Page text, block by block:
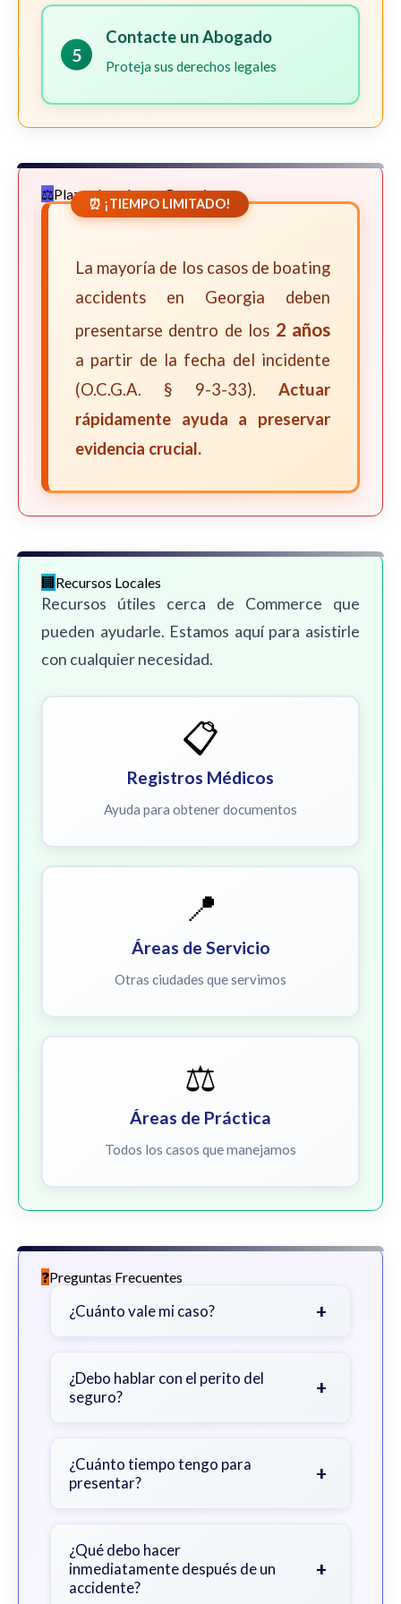
5
Contacte un Abogado
Proteja sus derechos legales
Plazos Legales en Georgia
⏰ ¡TIEMPO LIMITADO!
La mayoría de los casos de boating
accidents en Georgia deben
presentarse dentro de los 2 años
a partir de la fecha del incidente
(O.C.G.A. § 9-3-33). Actuar
rápidamente ayuda a preservar
evidencia crucial.
Recursos Locales
Recursos útiles cerca de Commerce que
pueden ayudarle. Estamos aquí para asistirle
con cualquier necesidad.
📋
Registros Médicos
Ayuda para obtener documentos
📍
Áreas de Servicio
Otras ciudades que servimos
⚖️
Áreas de Práctica
Todos los casos que manejamos
Preguntas Frecuentes
¿Cuánto vale mi caso? +
gravedad de sus lesiones, facturas
médicas, tiempo fuera del trabajo y
¿Debo hablar con el perito del
seguro?
+
primero con un abogado para evitar
declaraciones que perjudiquen su
¿Cuánto tiempo tengo para
presentar?
+
con excepciones. Consulte para
obtener orientación específica.
¿Qué debo hacer
inmediatamente después de un
accidente?
+